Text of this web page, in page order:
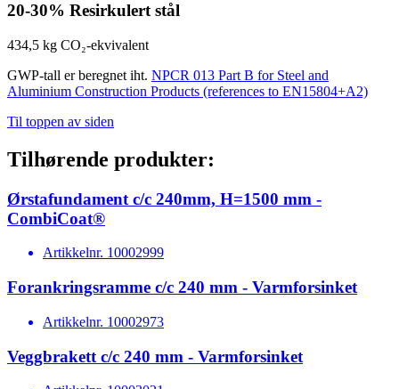
20-30% Resirkulert stål
434,5 kg CO₂-ekvivalent
GWP-tall er beregnet iht. NPCR 013 Part B for Steel and
Aluminium Construction Products (references to EN15804+A2)
Til toppen av siden
Tilhørende produkter:
Ørstafundament c/c 240mm, H=1500 mm -
CombiCoat®
Artikkelnr. 10002999
Forankringsramme c/c 240 mm - Varmforsinket
Artikkelnr. 10002973
Veggbrakett c/c 240 mm - Varmforsinket